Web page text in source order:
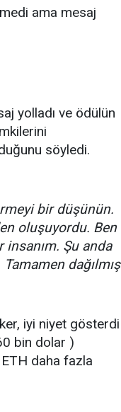
ama mesaj
yolladı ve ödülün
söyledi.
bir düşünün.
oluşuyordu. Ben
Şu anda
dağılmış
iyi niyet gösterdi
bin dolar )
ETH daha fazla